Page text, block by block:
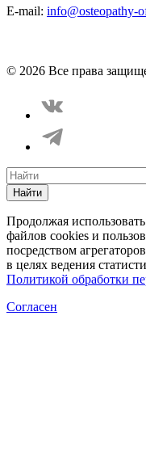
E-mail: info@osteopathy-
© 2026 Все права
Найти
Продолжая
файлов cookies и
посредством
в целях ведения
Политикой обработки
Согласен